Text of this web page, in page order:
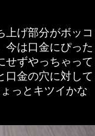
げ部分がボッコ
今は口金にぴった
せずやっちゃって
口金の穴に対して
っとキツイかな